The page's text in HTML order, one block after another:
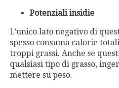
Potenziali insidie
L’unico lato negativo di
spesso consuma calorie
troppi grassi. Anche se
qualsiasi tipo di grasso,
mettere su peso.